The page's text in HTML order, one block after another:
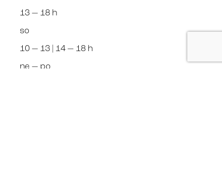
13 — 18 h
so
10 — 13 | 14 — 18 h
ne — po